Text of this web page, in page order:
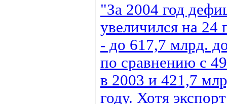
"За 2004 год
увеличился на 24
- до 617,7 млрд.
по сравнению с
в 2003 и 421,7
году. Хотя